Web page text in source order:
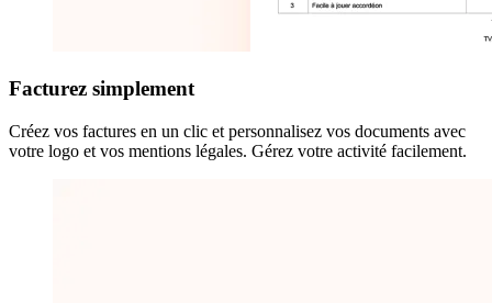
Facturez simplement
Créez vos factures en un clic et personnalisez vos documents avec
votre logo et vos mentions légales. Gérez votre activité facilement.